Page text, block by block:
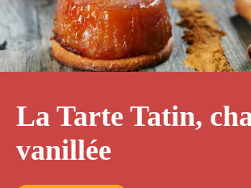
La Tarte Tatin,
vanillée